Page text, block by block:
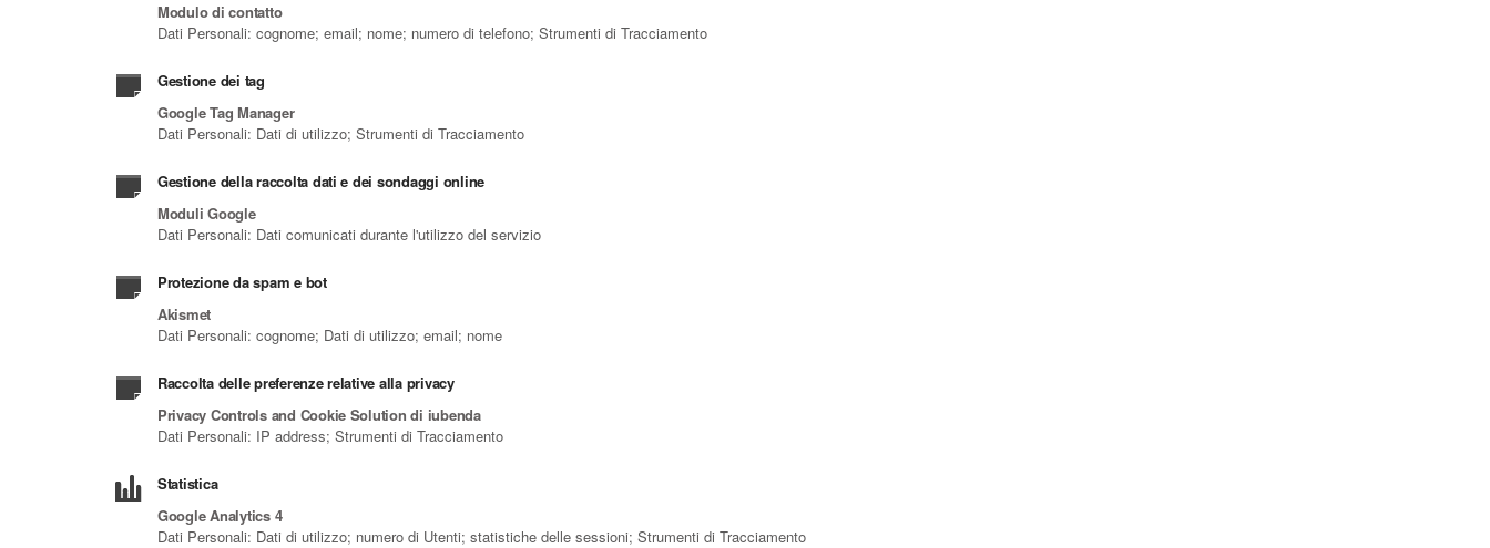
Modulo di contatto
Dati Personali: cognome; email; nome; numero di telefono; Strumenti di Tracciamento
Gestione dei tag
Google Tag Manager
Dati Personali: Dati di utilizzo; Strumenti di Tracciamento
Gestione della raccolta dati e dei sondaggi online
Moduli Google
Dati Personali: Dati comunicati durante l'utilizzo del servizio
Protezione da spam e bot
Akismet
Dati Personali: cognome; Dati di utilizzo; email; nome
Raccolta delle preferenze relative alla privacy
Privacy Controls and Cookie Solution di iubenda
Dati Personali: IP address; Strumenti di Tracciamento
Statistica
Google Analytics 4
Dati Personali: Dati di utilizzo; numero di Utenti; statistiche delle sessioni; Strumenti di Tracciamento